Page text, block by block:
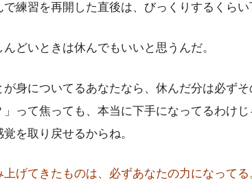
で練習を再開した直後は、びっくりするくら
どいときは休んでもいいと思うんだ。
が身についてるあなたなら、休んだ分は必ず
」って焦っても、本当に下手になってるわけ
を取り戻せるからね。
上げてきたものは、必ずあなたの力になってる